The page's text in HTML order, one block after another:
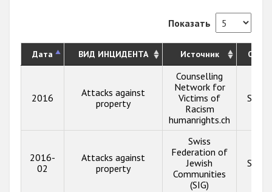
Показать
Дата ВИД ИНЦИДЕНТА Источник
2016
Attacks against
property
Counselling
Network for
Victims of
Racism
humanrights.ch
2016-
02
Attacks against
property
Swiss
Federation of
Jewish
Communities
(SIG)